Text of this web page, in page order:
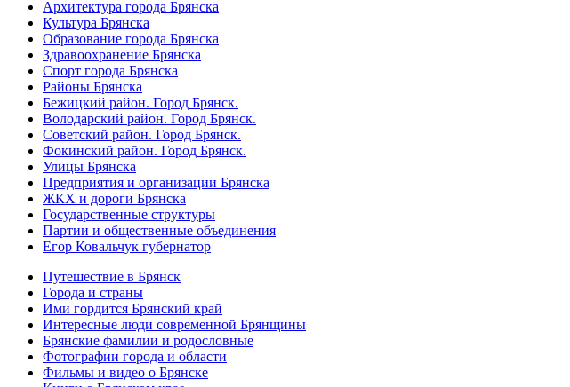
Архитектура города Брянска
Культура Брянска
Образование города Брянска
Здравоохранение Брянска
Спорт города Брянска
Районы Брянска
Бежицкий район. Город Брянск.
Володарский район. Город Брянск.
Советский район. Город Брянск.
Фокинский район. Город Брянск.
Улицы Брянска
Предприятия и организации Брянска
ЖКХ и дороги Брянска
Государственные структуры
Партии и общественные объединения
Егор Ковальчук губернатор
Путешествие в Брянск
Города и страны
Ими гордится Брянский край
Интересные люди современной Брянщины
Брянские фамилии и родословные
Фотографии города и области
Фильмы и видео о Брянске